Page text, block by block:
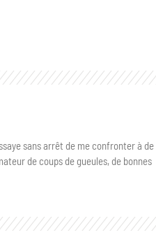
sans arrêt de me confronter à de
de coups de gueules, de bonnes